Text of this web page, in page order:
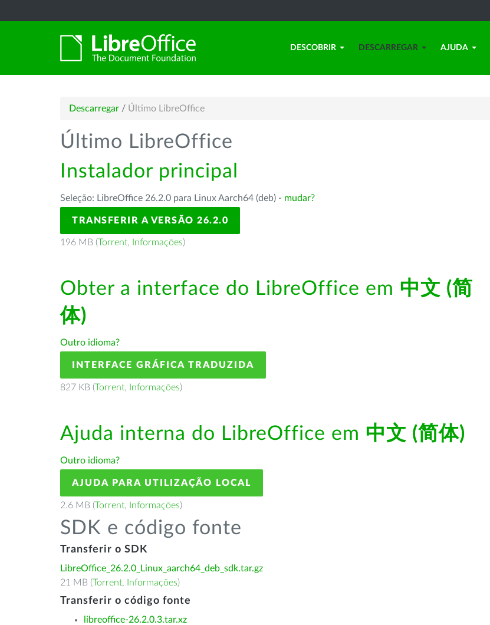
DESCOBRIR DESCARREGAR AJUDA
Descarregar / Último LibreOffice
Último LibreOffice
Instalador principal
Seleção: LibreOffice 26.2.0 para Linux Aarch64 (deb) - mudar?
TRANSFERIR A VERSÃO 26.2.0
196 MB (Torrent, Informações)
Obter a interface do LibreOffice em 中文 (简
体)
Outro idioma?
INTERFACE GRÁFICA TRADUZIDA
827 KB (Torrent, Informações)
Ajuda interna do LibreOffice em 中文 (简体)
Outro idioma?
AJUDA PARA UTILIZAÇÃO LOCAL
2.6 MB (Torrent, Informações)
SDK e código fonte
Transferir o SDK
LibreOffice_26.2.0_Linux_aarch64_deb_sdk.tar.gz
21 MB (Torrent, Informações)
Transferir o código fonte
libreoffice-26.2.0.3.tar.xz